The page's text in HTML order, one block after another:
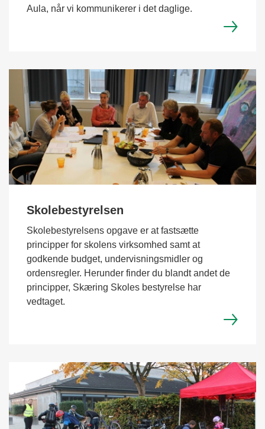
Aula, når vi kommunikerer i det daglige.
Skolebestyrelsen
Skolebestyrelsens opgave er at fastsætte
principper for skolens virksomhed samt at
godkende budget, undervisningsmidler og
ordensregler. Herunder finder du blandt andet de
principper, Skæring Skoles bestyrelse har
vedtaget.